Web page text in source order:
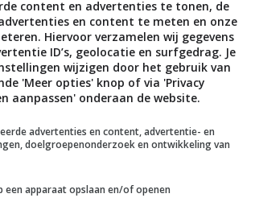
bekend en met haar
grote publiek. Met haar
China, Japan,
van Azië samen met
content en advertenties te tonen, de
en content te meten en onze
Hiervoor verzamelen wij gegevens
ID’s, geolocatie en surfgedrag. Je
wijzigen door het gebruik van
'Meer opties' knop of via 'Privacy
aanpassen' onderaan de website.
advertenties en content, advertentie- en
doelgroepenonderzoek en ontwikkeling van
een apparaat opslaan en/of openen